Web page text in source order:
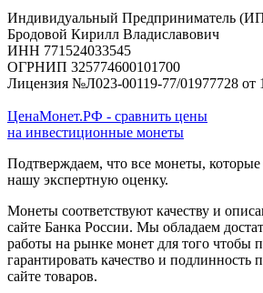
Индивидуальный Предприниматель
Бродовой Кирилл Владиславович
ИНН 771524033545
ОГРНИП 325774600101700
Лицензия №Л023-00119-77/01977728 от
ЦенаМонет.РФ - сравнить цены
на инвестиционные монеты
Подтверждаем, что все монеты,
нашу экспертную оценку.
Монеты соответствуют качеству и
сайте Банка России. Мы обладаем
работы на рынке монет для того чтобы
гарантировать качество и
сайте товаров.